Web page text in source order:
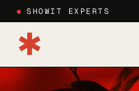
SHOWIT EXPERTS
✱
CATEGORIES